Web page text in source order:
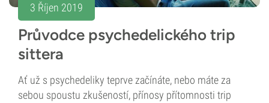
3 Říjen 2019
Průvodce psychedelického trip
sittera
Ať už s psychedeliky teprve začínáte, nebo máte za
sebou spoustu zkušeností, přínosy přítomnosti trip